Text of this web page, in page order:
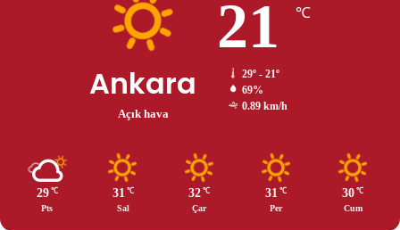
Ankara
Açık hava
21 ℃
29º - 21º
69%
0.89 km/h
29 ℃
Pts
31 ℃
Sal
32 ℃
Çar
31 ℃
Per
30 ℃
Cum